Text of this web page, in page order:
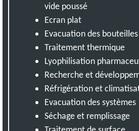
vide poussé
Ecran plat
Evacuation des
Traitement thermique
Lyophilisation
Recherche et
Réfrigération et
Evacuation des systèmes
Séchage et remplissage